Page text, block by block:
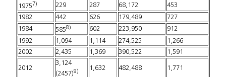
19757) 229 287 68,172
453
1982
442 626 179,489
727
1984
5858) 602 223,950
912
1992
1,094 1,114 274,525
1,266
2002
2,435 1,369 390,522 1,591
2012
3,124
(2457)9) 1,632 482,488 1,771